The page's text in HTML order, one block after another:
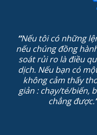
“Nếu tôi có những
nếu chúng đồng
soát rủi ro là điều
dịch. Nếu bạn có
không cảm thấy
giản : chạy/té/biến,
chẳng được.